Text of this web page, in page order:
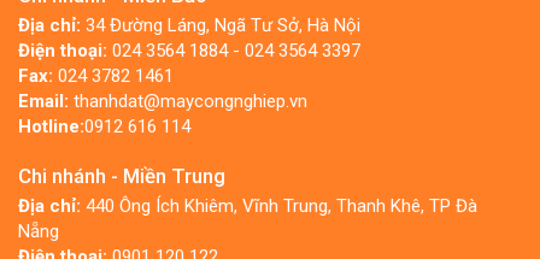
Địa chỉ: 34 Đường Láng, Ngã Tư Sở, Hà Nội
Điện thoại: 024 3564 1884 - 024 3564 3397
Fax: 024 3782 1461
Email: thanhdat@maycongnghiep.vn
Hotline:0912 616 114
Chi nhánh - Miền Trung
Địa chỉ: 440 Ông Ích Khiêm, Vĩnh Trung, Thanh Khê, TP Đà
Nẵng